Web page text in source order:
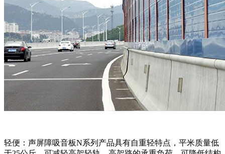
轻便：声屏障吸音板N系列产品具有自重轻特点，平米质量低